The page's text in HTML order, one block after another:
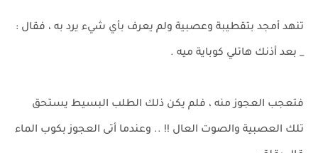
تنهد أمجد بتقطيبة وعصبية ولم يعرف بأي شيء يرد به ، فقال :
_ بعد أذنك هاتلي كوباية ميه .
فتعجب العجوز منه ، فلم يكن ذلك الطلب البسيط يستحق
تلك العصبية والصوت العال !! .. وعندما أتى العجوز بكوب الماء